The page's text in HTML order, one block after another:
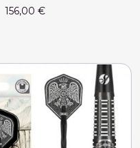
156,00 €